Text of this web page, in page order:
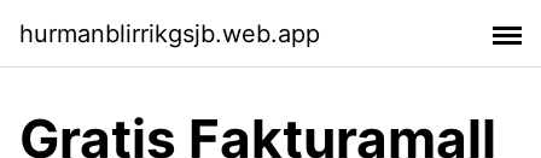
hurmanblirrikgsjb.web.app
Gratis Fakturamall